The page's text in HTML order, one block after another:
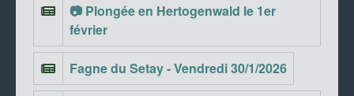
📷 Plongée en Hertogenwald le 1er
février
Fagne du Setay - Vendredi 30/1/2026